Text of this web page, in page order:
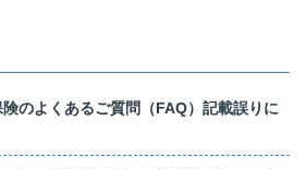
険のよくあるご質問（FAQ）記載誤りに